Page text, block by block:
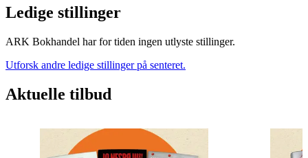
Ledige stillinger
ARK Bokhandel har for tiden ingen utlyste stillinger.
Utforsk andre ledige stillinger på senteret.
Aktuelle tilbud